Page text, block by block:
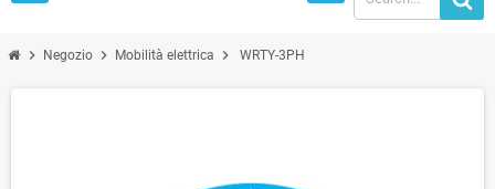
chevron_right Negozio chevron_right Mobilità elettrica chevron_right WRTY-3PH